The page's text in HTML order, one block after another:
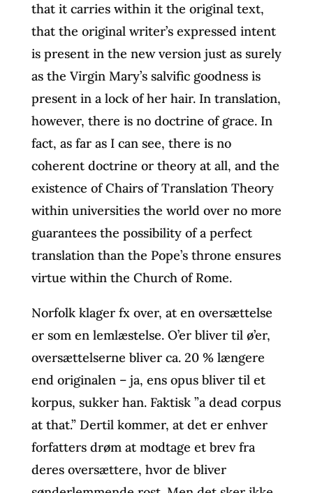
that it carries within it the original text,
that the original writer’s expressed intent
is present in the new version just as surely
as the Virgin Mary’s salvific goodness is
present in a lock of her hair. In translation,
however, there is no doctrine of grace. In
fact, as far as I can see, there is no
coherent doctrine or theory at all, and the
existence of Chairs of Translation Theory
within universities the world over no more
guarantees the possibility of a perfect
translation than the Pope’s throne ensures
virtue within the Church of Rome.
Norfolk klager fx over, at en oversættelse
er som en lemlæstelse. O’er bliver til ø’er,
oversættelserne bliver ca. 20 % længere
end originalen – ja, ens opus bliver til et
korpus, sukker han. Faktisk ”a dead corpus
at that.” Dertil kommer, at det er enhver
forfatters drøm at modtage et brev fra
deres oversættere, hvor de bliver